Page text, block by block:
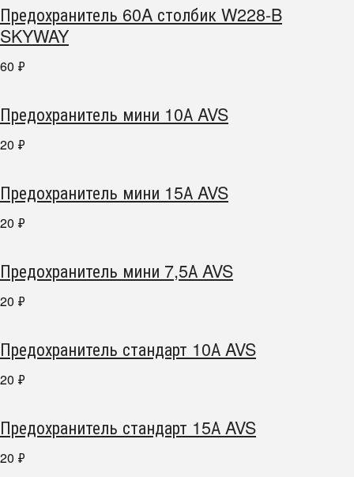
Предохранитель 60A столбик W228-B
SKYWAY
60 ₽
Предохранитель мини 10А AVS
20 ₽
Предохранитель мини 15А AVS
20 ₽
Предохранитель мини 7,5А AVS
20 ₽
Предохранитель стандарт 10А AVS
20 ₽
Предохранитель стандарт 15А AVS
20 ₽